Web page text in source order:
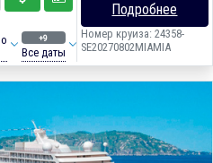
+9
Все даты
Подробнее
Номер круиза: 24358-
SE20270802MIAMIA